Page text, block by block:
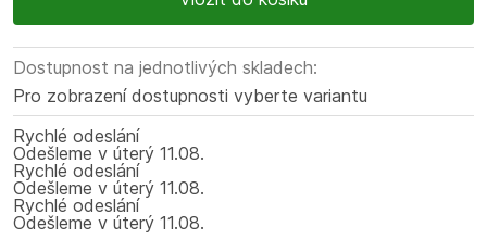
Dostupnost na jednotlivých skladech:
Pro zobrazení dostupnosti vyberte variantu
Rychlé odeslání
Odešleme v úterý 11.08.
Rychlé odeslání
Odešleme v úterý 11.08.
Rychlé odeslání
Odešleme v úterý 11.08.